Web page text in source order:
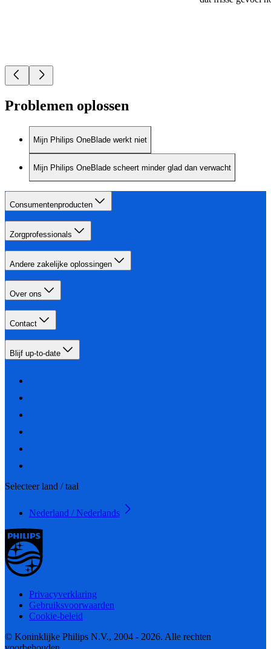
Problemen oplossen
Mijn Philips OneBlade werkt niet
Mijn Philips OneBlade scheert minder glad dan verwacht
Consumentenproducten
Zorgprofessionals
Andere zakelijke oplossingen
Over ons
Contact
Blijf up-to-date
Selecteer land / taal
Nederland / Nederlands
Privacyverklaring
Gebruiksvoorwaarden
Cookie-beleid
© Koninklijke Philips N.V., 2004 - 2026. Alle rechten